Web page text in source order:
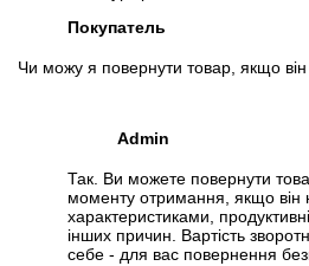
SSD M.2
Специфікація, тести та
Покупатель
Чи можу я повернути товар, якщо він
Admin
Так. Ви можете повернути
моменту отримання, якщо він
характеристиками,
інших причин. Вартість
себе - для вас повернення